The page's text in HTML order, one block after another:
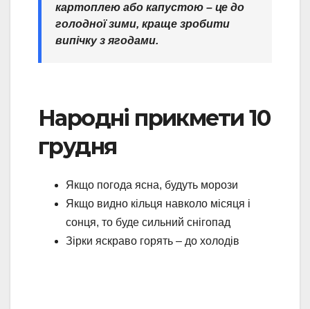
картоплею або капустою – це до
голодної зими, краще зробити
випічку з ягодами.
Народні прикмети 10
грудня
Якщо погода ясна, будуть морози
Якщо видно кільця навколо місяця і
сонця, то буде сильний снігопад
Зірки яскраво горять – до холодів